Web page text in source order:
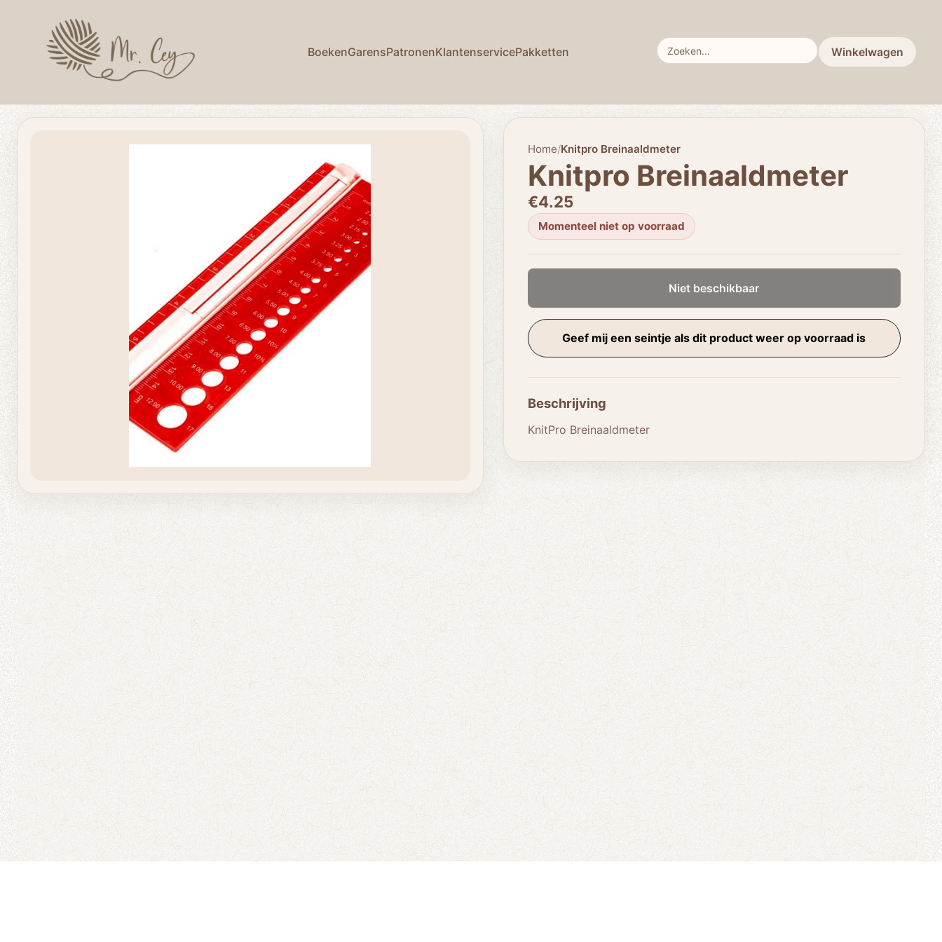
BoekenGarensPatronenKlantenservicePakketten Winkelwagen
Home/Knitpro Breinaaldmeter
Knitpro Breinaaldmeter
€4.25
Momenteel niet op voorraad
Niet beschikbaar
Geef mij een seintje als dit product weer op voorraad is
Beschrijving
KnitPro Breinaaldmeter